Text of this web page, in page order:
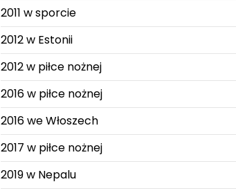
2011 w sporcie
2012 w Estonii
2012 w piłce nożnej
2016 w piłce nożnej
2016 we Włoszech
2017 w piłce nożnej
2019 w Nepalu